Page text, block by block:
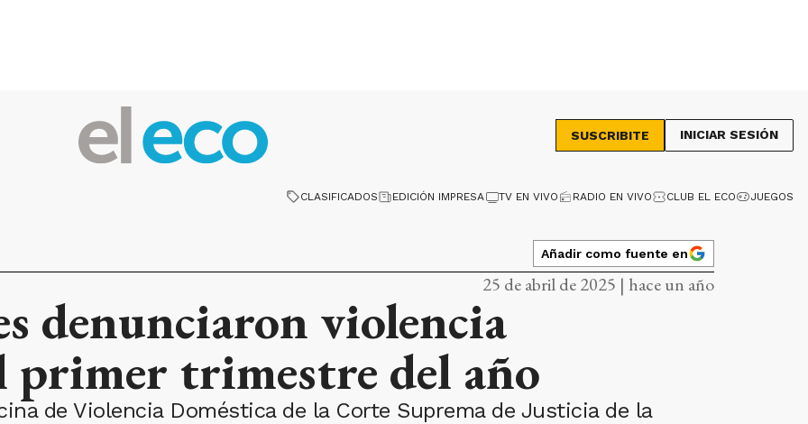
SUSCRIBITE INICIAR SESIÓN
CLASIFICADOS EDICIÓN IMPRESA TV EN VIVO RADIO EN VIVO CLUB EL ECO JUEGOS
Añadir como fuente en
25 de abril de 2025 | hace un año
denunciaron violencia
primer trimestre del año
de Violencia Doméstica de la Corte Suprema de Justicia de la